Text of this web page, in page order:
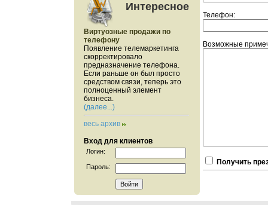
Интересное
Виртуозные продажи по
телефону
Появление телемаркетинга
скорректировало
предназначение телефона.
Если раньше он был просто
средством связи, теперь это
полноценный элемент
бизнеса.
(далее...)
весь архив
Вход для клиентов
Логин:
Пароль:
Телефон:
Возможные
Получить